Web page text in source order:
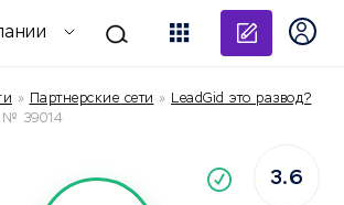
» Партнерские сети » LeadGid это развод?
№ 39014
3.6